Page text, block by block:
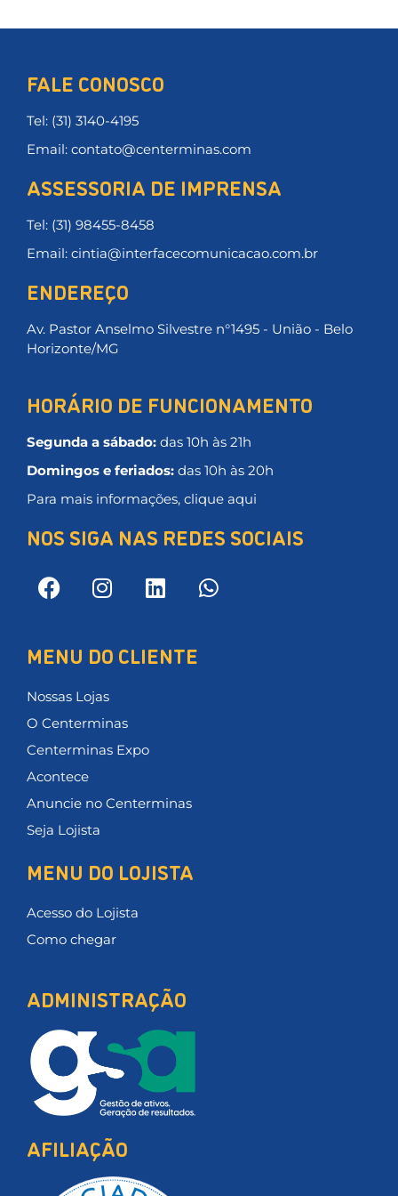
FALE CONOSCO
Tel: (31) 3140-4195
Email: contato@centerminas.com
ASSESSORIA DE IMPRENSA
Tel: (31) 98455-8458
Email: cintia@interfacecomunicacao.com.br
ENDEREÇO
Av. Pastor Anselmo Silvestre n°1495 - União - Belo
Horizonte/MG
HORÁRIO DE FUNCIONAMENTO
Segunda a sábado: das 10h às 21h
Domingos e feriados: das 10h às 20h
Para mais informações, clique aqui
NOS SIGA NAS REDES SOCIAIS
MENU DO CLIENTE
Nossas Lojas
O Centerminas
Centerminas Expo
Acontece
Anuncie no Centerminas
Seja Lojista
MENU DO LOJISTA
Acesso do Lojista
Como chegar
ADMINISTRAÇÃO
AFILIAÇÃO